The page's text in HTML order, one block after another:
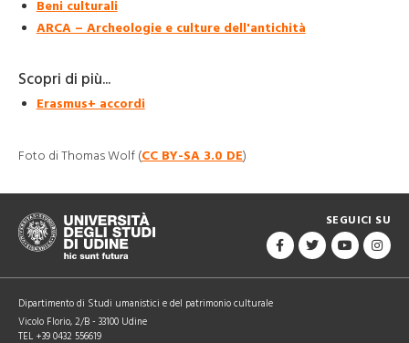
Beni culturali
ARCA – Archeologie e culture dell'antichità
Scopri di più...
Erasmus+ accordi
Foto di Thomas Wolf (CC BY-SA 3.0 DE)
SEGUICI SU
Dipartimento di Studi umanistici e del patrimonio culturale
Vicolo Florio, 2/B - 33100 Udine
TEL +39 0432 556619